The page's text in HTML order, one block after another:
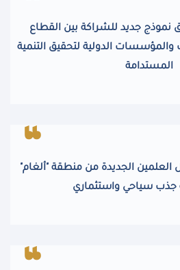
نموذج جديد للشراكة بين القطاع
الدولية لتحقيق التنمية
المستدامة
العلمين الجديدة من منطقة "ألغام"
جذب سياحي واستثماري